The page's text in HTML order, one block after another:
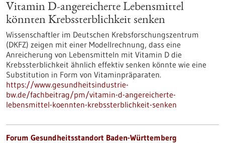
Vitamin D-angereicherte Lebensmittel
könnten Krebssterblichkeit senken
Wissenschaftler im Deutschen Krebsforschungszentrum
(DKFZ) zeigen mit einer Modellrechnung, dass eine
Anreicherung von Lebensmitteln mit Vitamin D die
Krebssterblichkeit ähnlich effektiv senken könnte wie eine
Substitution in Form von Vitaminpräparaten.
https://www.gesundheitsindustrie-
bw.de/fachbeitrag/pm/vitamin-d-angereicherte-
lebensmittel-koennten-krebssterblichkeit-senken
Forum Gesundheitsstandort Baden-Württemberg